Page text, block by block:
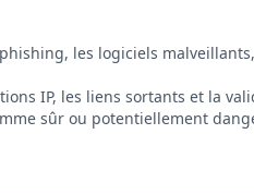
les logiciels
IP, les liens sortants et la
sûr ou potentiellement